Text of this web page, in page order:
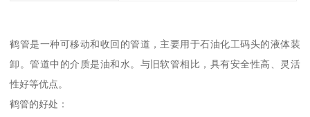
鹤管是一种可移动和收回的管道，主要用于石油化工码头的液体装
卸。管道中的介质是油和水。与旧软管相比，具有安全性高、灵活
性好等优点。
鹤管的好处：